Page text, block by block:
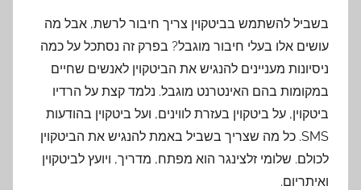
בשביל להשתמש בביטקוין צריך חיבור לרשת, אבל מה
עושים אלו בעלי חיבור מוגבל? בפרק זה נסתכל על כמה
ניסיונות מעניינים להנגיש את הביטקוין לאנשים שחיים
במקומות בהם האינטרנט מוגבל. נלמד קצת על הרדיו
ביטקוין, על ביטקוין בעזרת לווינים, ועל ביטקוין בהודעות
SMS. כל מה שצריך בשביל באמת להנגיש את הביטקוין
לכולם. שלומי זלצינגר הוא מפתח, מדריך, ויועץ לביטקוין
ואיתריום.